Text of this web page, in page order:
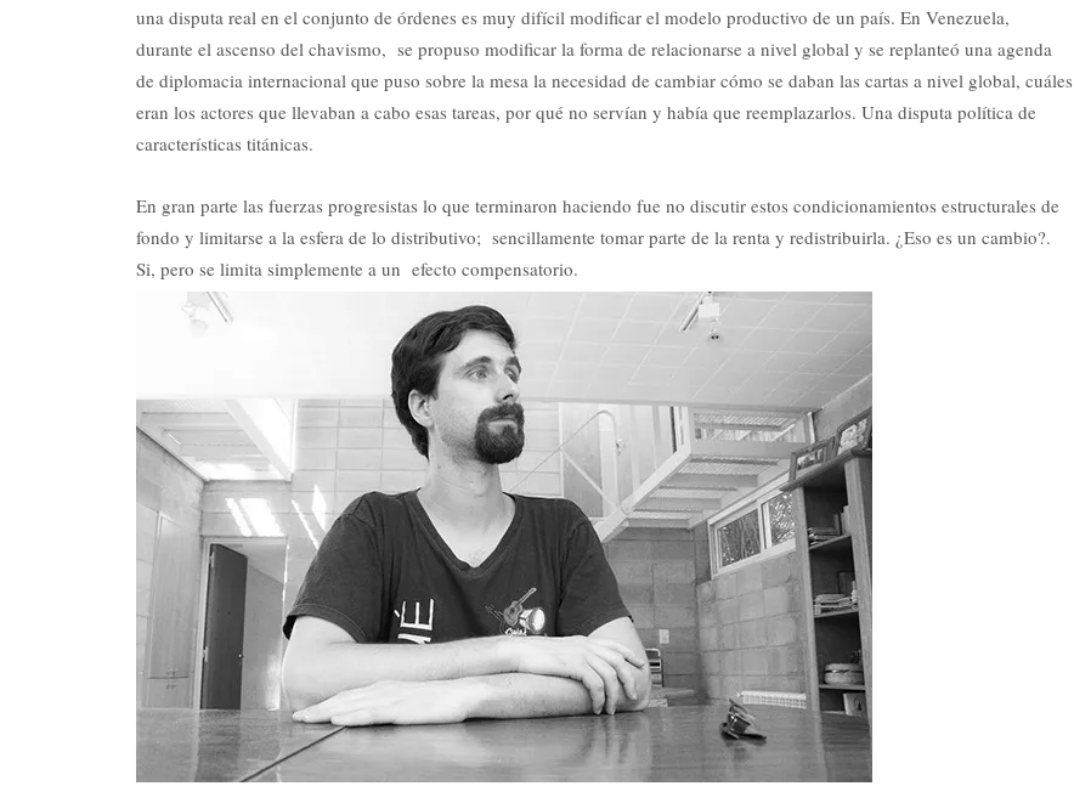
una disputa real en el conjunto de órdenes es muy difícil modificar el modelo productivo de un país. En Venezuela,
durante el ascenso del chavismo, se propuso modificar la forma de relacionarse a nivel global y se replanteó una agenda
de diplomacia internacional que puso sobre la mesa la necesidad de cambiar cómo se daban las cartas a nivel global, cuáles
eran los actores que llevaban a cabo esas tareas, por qué no servían y había que reemplazarlos. Una disputa política de
características titánicas.
En gran parte las fuerzas progresistas lo que terminaron haciendo fue no discutir estos condicionamientos estructurales de
fondo y limitarse a la esfera de lo distributivo; sencillamente tomar parte de la renta y redistribuirla. ¿Eso es un cambio?.
Si, pero se limita simplemente a un efecto compensatorio.